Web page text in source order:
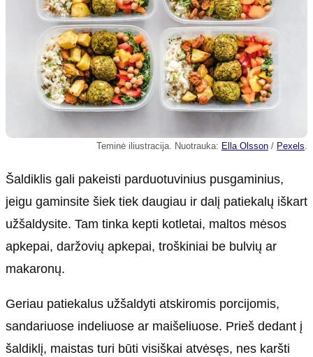
Teminė iliustracija. Nuotrauka: Ella Olsson / Pexels.
Šaldiklis gali pakeisti parduotuvinius pusgaminius,
jeigu gaminsite šiek tiek daugiau ir dalį patiekalų iškart
užšaldysite. Tam tinka kepti kotletai, maltos mėsos
apkepai, daržovių apkepai, troškiniai be bulvių ar
makaronų.
Geriau patiekalus užšaldyti atskiromis porcijomis,
sandariuose indeliuose ar maišeliuose. Prieš dedant į
šaldiklį, maistas turi būti visiškai atvėsęs, nes karšti